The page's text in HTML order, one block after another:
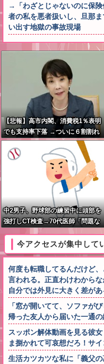
→「わざとじゃないのに保
者の私を悪者扱いし、旦那
い出す地獄の事故現場
【悲報】高市内閣、消費税1％表明
でも支持率下落 →ついに６割割れ
中2男子、野球部の練習中に頭部を
強打しCT検査→70代医師「問題な
いです」→他人のCT画像で中学生
今アクセスが集中して
何度も転職してるんだけど
言われる。正直わけわから
自分では外見に大きく差が
「窓が開いてて、ソファが
帰った友人から届いた一通
スッポン解体動画を見る彼
ま捌かれて可哀想だろ！サ
生活カツカツな私に「義父